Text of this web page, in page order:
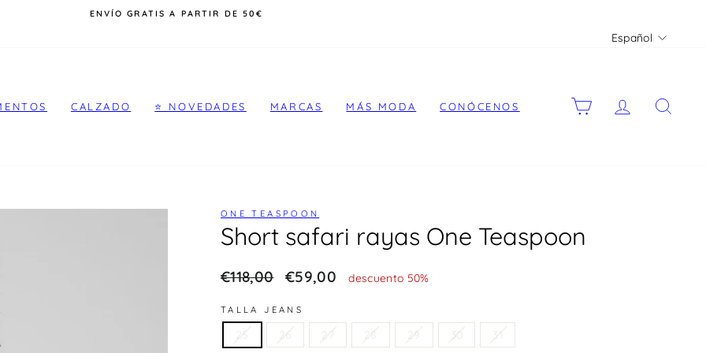
DEVOLUCIONES GRATIS POR ENCIMA DE 50€
Idioma
Español
CALZADO ⭐️ NOVEDADES MARCAS MÁS MODA CONÓCENOS ACCEDER
CARRITO
ONE TEASPOON
Short safari rayas One Teaspoon
Precio
habitual
€118,00 REBAJA
€59,00 descuento 50%
TALLA JEANS
25 26 27 28 29 30 31